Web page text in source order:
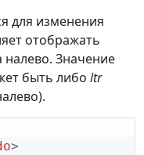
для изменения
отображать
налево. Значение
быть либо ltr
>